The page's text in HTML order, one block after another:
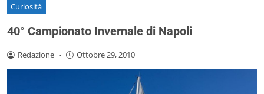
Curiosità
40° Campionato Invernale di Napoli
Redazione - Ottobre 29, 2010